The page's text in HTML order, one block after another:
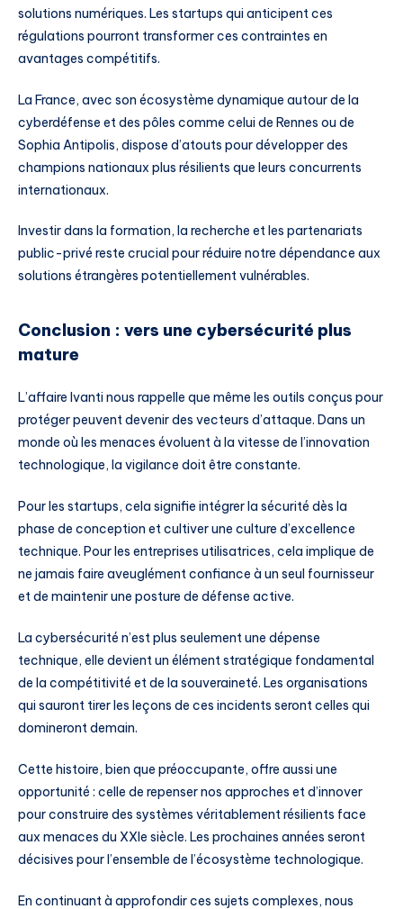
solutions numériques. Les startups qui anticipent ces
régulations pourront transformer ces contraintes en
avantages compétitifs.
La France, avec son écosystème dynamique autour de la
cyberdéfense et des pôles comme celui de Rennes ou de
Sophia Antipolis, dispose d’atouts pour développer des
champions nationaux plus résilients que leurs concurrents
internationaux.
Investir dans la formation, la recherche et les partenariats
public-privé reste crucial pour réduire notre dépendance aux
solutions étrangères potentiellement vulnérables.
Conclusion : vers une cybersécurité plus
mature
L’affaire Ivanti nous rappelle que même les outils conçus pour
protéger peuvent devenir des vecteurs d’attaque. Dans un
monde où les menaces évoluent à la vitesse de l’innovation
technologique, la vigilance doit être constante.
Pour les startups, cela signifie intégrer la sécurité dès la
phase de conception et cultiver une culture d’excellence
technique. Pour les entreprises utilisatrices, cela implique de
ne jamais faire aveuglément confiance à un seul fournisseur
et de maintenir une posture de défense active.
La cybersécurité n’est plus seulement une dépense
technique, elle devient un élément stratégique fondamental
de la compétitivité et de la souveraineté. Les organisations
qui sauront tirer les leçons de ces incidents seront celles qui
domineront demain.
Cette histoire, bien que préoccupante, offre aussi une
opportunité : celle de repenser nos approches et d’innover
pour construire des systèmes véritablement résilients face
aux menaces du XXIe siècle. Les prochaines années seront
décisives pour l’ensemble de l’écosystème technologique.
En continuant à approfondir ces sujets complexes, nous